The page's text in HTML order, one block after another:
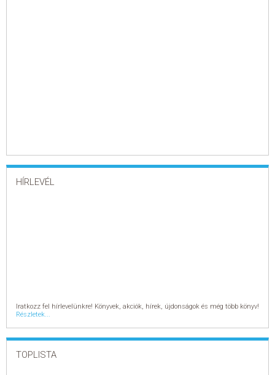
HÍRLEVÉL
Iratkozz fel hírlevelünkre! Könyvek, akciók, hírek, újdonságok és még több könyv!
Részletek...
TOPLISTA